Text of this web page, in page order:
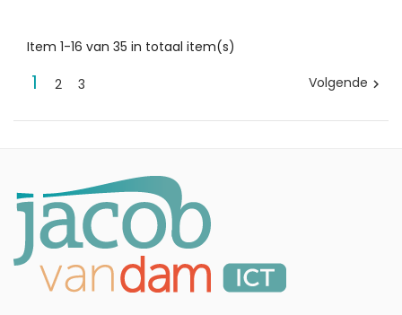
Item 1-16 van 35 in totaal item(s)
1 2 3 Volgende 